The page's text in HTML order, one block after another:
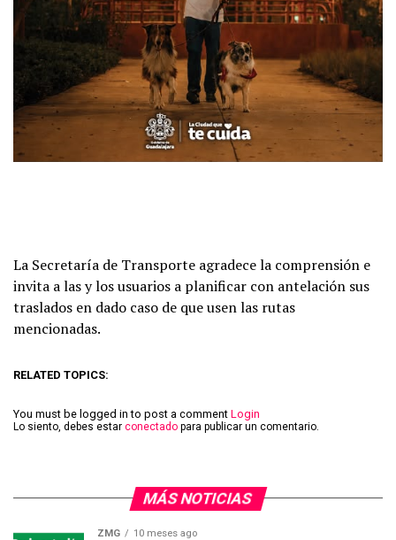
La Secretaría de Transporte agradece la comprensión e
invita a las y los usuarios a planificar con antelación sus
traslados en dado caso de que usen las rutas
mencionadas.
RELATED TOPICS:
You must be logged in to post a comment Login
Lo siento, debes estar conectado para publicar un comentario.
MÁS NOTICIAS
ZMG 10 meses ago